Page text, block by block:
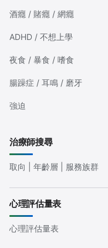
酒癮 / 賭癮 / 網癮
ADHD / 不想上學
夜食 / 暴食 / 嗜食
腸躁症 / 耳鳴 / 磨牙
強迫
治療師搜尋
取向 | 年齡層 | 服務族群
心理評估量表
心理評估量表